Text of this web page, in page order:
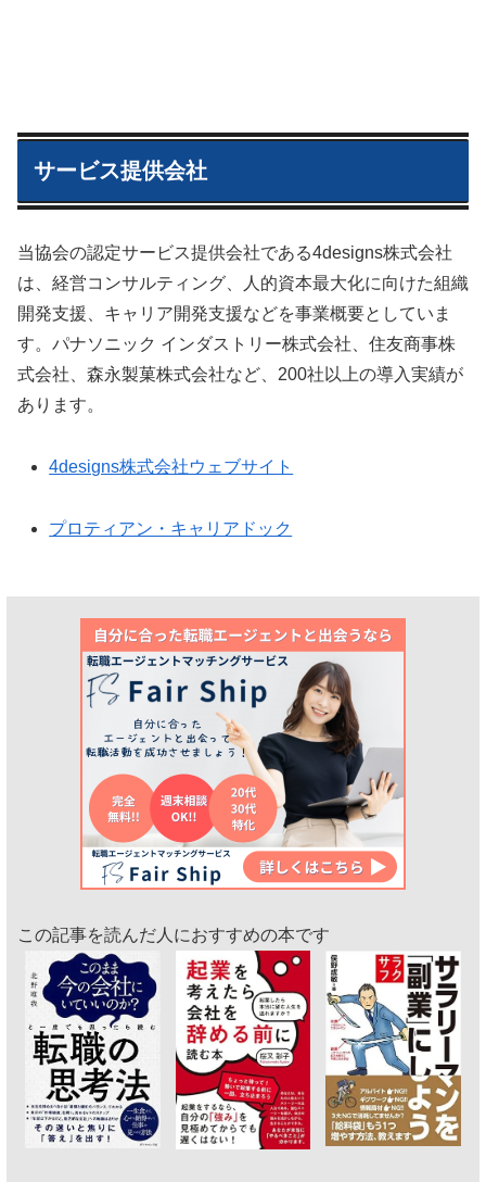
サービス提供会社
当協会の認定サービス提供会社である4designs株式会社
は、経営コンサルティング、人的資本最大化に向けた組織
開発支援、キャリア開発支援などを事業概要としていま
す。パナソニック インダストリー株式会社、住友商事株
式会社、森永製菓株式会社など、200社以上の導入実績が
あります。
4designs株式会社ウェブサイト
プロティアン・キャリアドック
この記事を読んだ人におすすめの本です